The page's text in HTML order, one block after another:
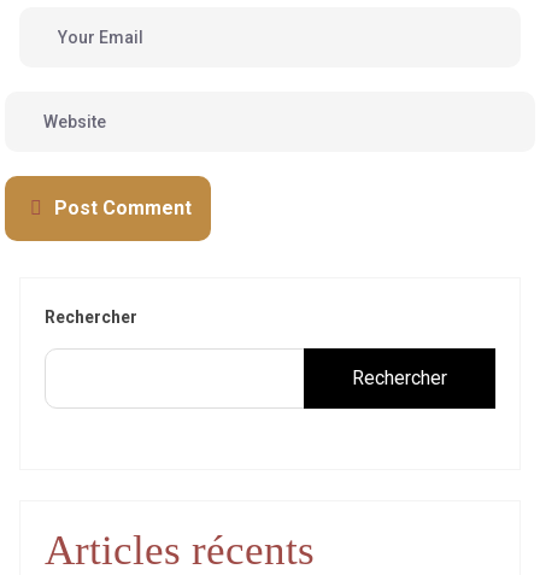
Post Comment
Rechercher
Rechercher
Articles récents